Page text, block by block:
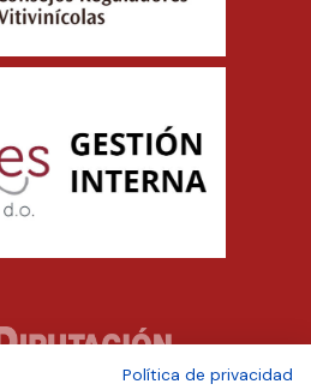
Política de privacidad